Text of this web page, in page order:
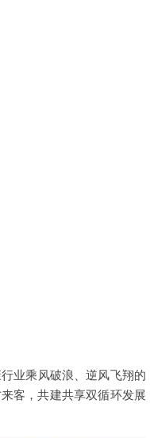
业乘风破浪、逆风飞翔的
客，共建共享双循环发展